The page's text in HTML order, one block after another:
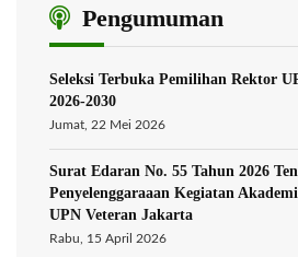
Pengumuman
Seleksi Terbuka Pemilihan Rektor
2026-2030
Jumat, 22 Mei 2026
Surat Edaran No. 55 Tahun 2026
Penyelenggaraaan Kegiatan
UPN Veteran Jakarta
Rabu, 15 April 2026